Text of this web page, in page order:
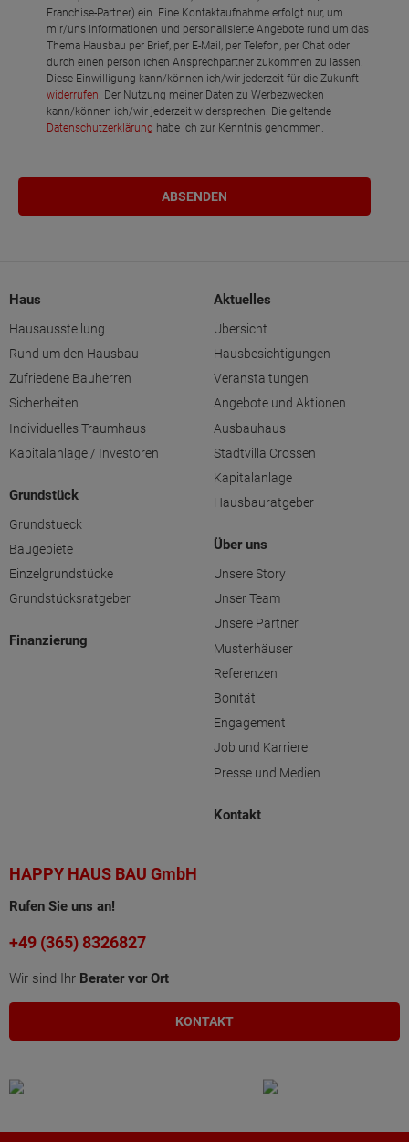
Franchise-Partner) ein. Eine Kontaktaufnahme erfolgt nur, um
mir/uns Informationen und personalisierte Angebote rund um das
Thema Hausbau per Brief, per E-Mail, per Telefon, per Chat oder
durch einen persönlichen Ansprechpartner zukommen zu lassen.
Diese Einwilligung kann/können ich/wir jederzeit für die Zukunft
widerrufen . Der Nutzung meiner Daten zu Werbezwecken
kann/können ich/wir jederzeit widersprechen. Die geltende
Datenschutzerklärung habe ich zur Kenntnis genommen.
Haus
Hausausstellung
Rund um den Hausbau
Zufriedene Bauherren
Sicherheiten
Individuelles Traumhaus
Kapitalanlage / Investoren
Grundstück
Grundstueck
Baugebiete
Einzelgrundstücke
Grundstücksratgeber
Finanzierung
Aktuelles
Übersicht
Hausbesichtigungen
Veranstaltungen
Angebote und Aktionen
Ausbauhaus
Stadtvilla Crossen
Kapitalanlage
Hausbauratgeber
Über uns
Unsere Story
Unser Team
Unsere Partner
Musterhäuser
Referenzen
Bonität
Engagement
Job und Karriere
Presse und Medien
Kontakt
HAPPY HAUS BAU GmbH
Rufen Sie uns an!
+49 (365) 8326827
Wir sind Ihr Berater vor Ort
KONTAKT